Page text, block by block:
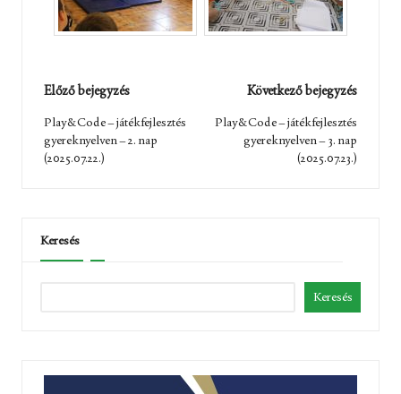
Post
navigation
Előző bejegyzés
Play&Code – játékfejlesztés
gyereknyelven – 2. nap
(2025.07.22.)
Következő bejegyzés
Play&Code – játékfejlesztés
gyereknyelven – 3. nap
(2025.07.23.)
Keresés
Keresés